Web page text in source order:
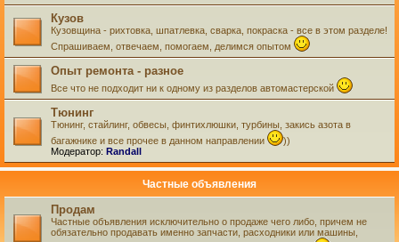
Кузов
Кузовщина - рихтовка, шпатлевка, сварка, покраска - все в этом разделе!
Спрашиваем, отвечаем, помогаем, делимся опытом
Опыт ремонта - разное
Все что не подходит ни к одному из разделов автомастерской
Тюнинг
Тюнинг, стайлинг, обвесы, финтихлюшки, турбины, закись азота в
багажнике и все прочее в данном направлении
))
Модератор: Randall
Частные объявления
Продам
Частные объявления исключительно о продаже чего либо, причем не
обязательно продавать именно запчасти, расходники или машины,